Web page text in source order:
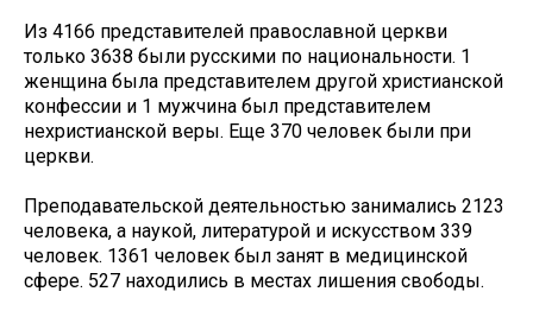
Из 4166 представителей православной церкви
только 3638 были русскими по национальности. 1
женщина была представителем другой христианской
конфессии и 1 мужчина был представителем
нехристианской веры. Еще 370 человек были при
церкви.
Преподавательской деятельностью занимались 2123
человека, а наукой, литературой и искусством 339
человек. 1361 человек был занят в медицинской
сфере. 527 находились в местах лишения свободы.